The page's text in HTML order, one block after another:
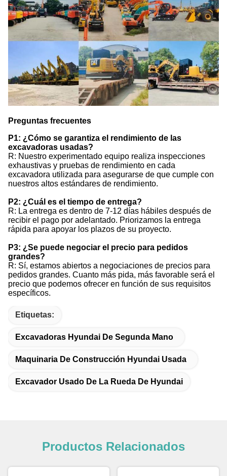
Preguntas frecuentes
P1: ¿Cómo se garantiza el rendimiento de las
excavadoras usadas?
R: Nuestro experimentado equipo realiza inspecciones
exhaustivas y pruebas de rendimiento en cada
excavadora utilizada para asegurarse de que cumple con
nuestros altos estándares de rendimiento.
P2: ¿Cuál es el tiempo de entrega?
R: La entrega es dentro de 7-12 días hábiles después de
recibir el pago por adelantado. Priorizamos la entrega
rápida para apoyar los plazos de su proyecto.
P3: ¿Se puede negociar el precio para pedidos
grandes?
R: Sí, estamos abiertos a negociaciones de precios para
pedidos grandes. Cuanto más pida, más favorable será el
precio que podemos ofrecer en función de sus requisitos
específicos.
Etiquetas:
Excavadoras Hyundai De Segunda Mano
Maquinaria De Construcción Hyundai Usada
Excavador Usado De La Rueda De Hyundai
Productos Relacionados